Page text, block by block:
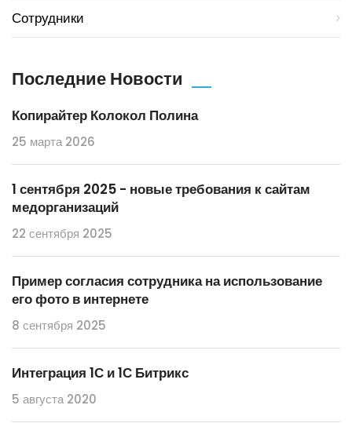
Сотрудники
Последние Новости
Копирайтер Колокол Полина
25 марта 2026
1 сентября 2025 - новые требования к сайтам
медорганизаций
22 сентября 2025
Пример согласия сотрудника на использование
его фото в интернете
8 сентября 2025
Интеграция 1С и 1С Битрикс
5 августа 2020